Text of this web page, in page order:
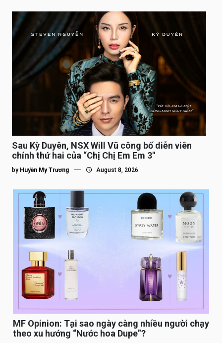
Sau Kỳ Duyên, NSX Will Vũ công bố diễn viên
chính thứ hai của “Chị Chị Em Em 3″
by Huyền My Trương August 8, 2026
MF Opinion: Tại sao ngày càng nhiều người chạy
theo xu hướng “Nước hoa Dupe”?